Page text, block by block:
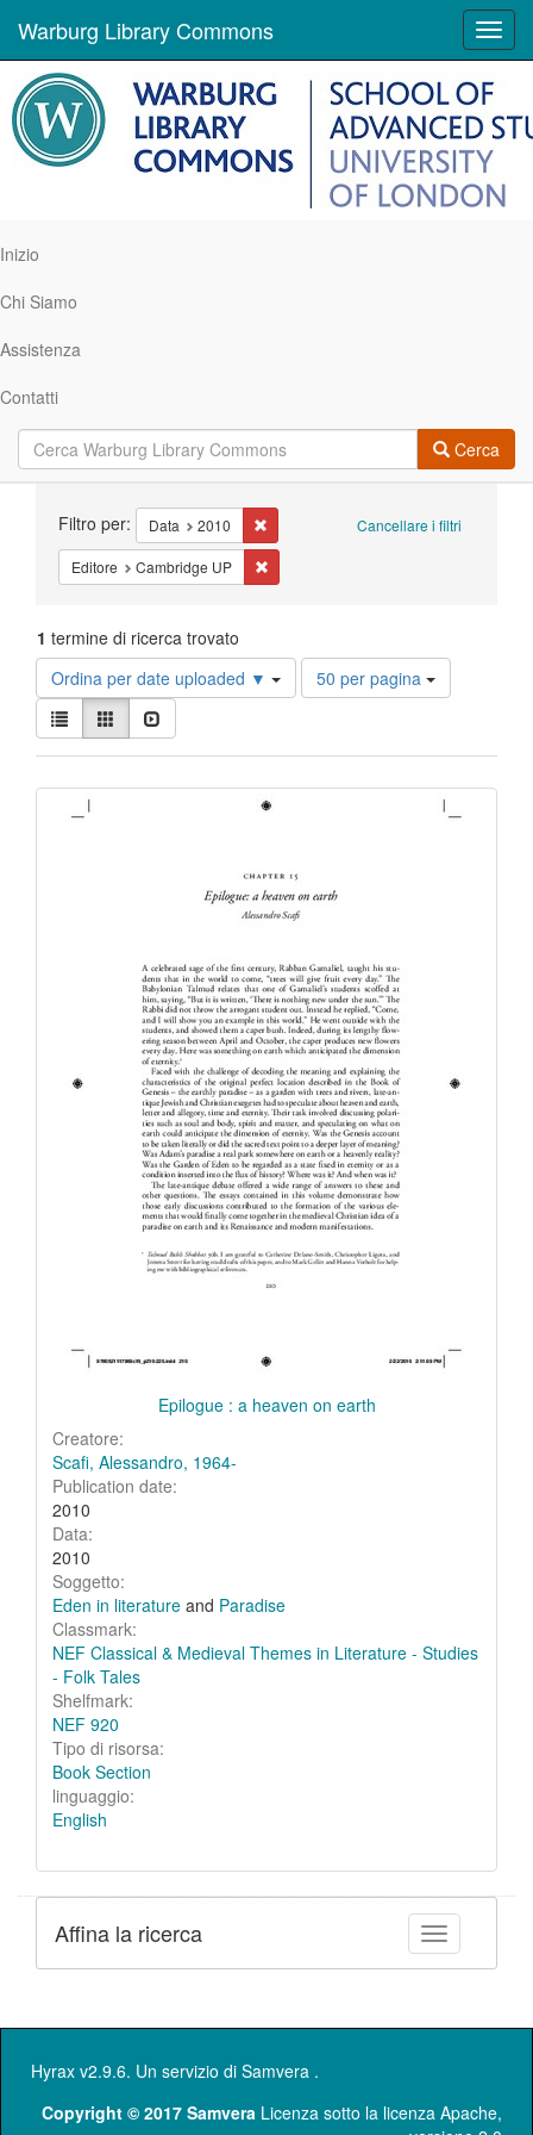
Warburg Library Commons
Inizio
Chi Siamo
Assistenza
Contatti
Cerca
Ricerca Cancellare i filtri
Filtro per: Data 2010 Cancella il filtro Data: 2010
Editore Cambridge UP
1 termine di ricerca trovato
Ordina per date uploaded ▼
Risultati
per
50 per pagina
Visualizza
i
risultati
Lista Galleria
Risultati
della
Epilogue : a heaven on earth
Creatore:
Scafi, Alessandro, 1964-
Publication date:
2010
Data:
2010
Soggetto:
Eden in literature and Paradise
Classmark:
NEF Classical & Medieval Themes in Literature - Studies
- Folk Tales
Shelfmark:
NEF 920
Tipo di risorsa:
Book Section
linguaggio:
English
Toggle facets
Affina la ricerca
Hyrax v2.9.6. Un servizio di Samvera .
Copyright © 2017 Samvera Licenza sotto la licenza Apache,